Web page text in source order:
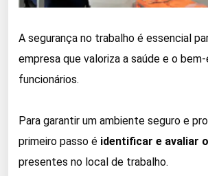
A segurança no trabalho é essencial
empresa que valoriza a saúde e o
funcionários.
Para garantir um ambiente seguro e
primeiro passo é identificar e avaliar
presentes no local de trabalho.